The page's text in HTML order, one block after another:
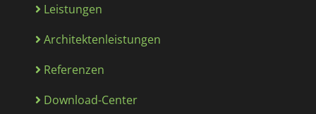
Leistungen
Architektenleistungen
Referenzen
Download-Center